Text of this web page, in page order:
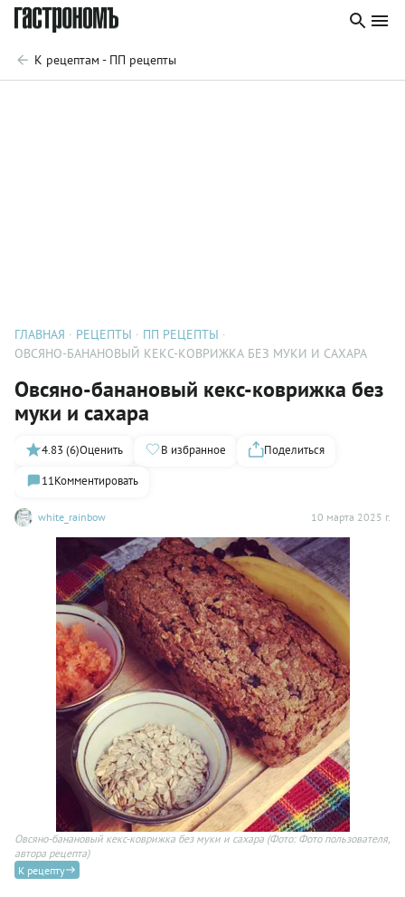
К рецептам - ПП рецепты
ГЛАВНАЯ РЕЦЕПТЫ
ПП РЕЦЕПТЫ
ОВСЯНО-БАНАНОВЫЙ КЕКС-КОВРИЖКА БЕЗ МУКИ И САХАРА
Овсяно-банановый кекс-коврижка без
муки и сахара
white_rainbow 10 марта 2025 г.
4.83 (6)Оценить В избранное
Поделиться
11Комментировать
Овсяно-банановый кекс-коврижка без муки и сахара (Фото: Фото пользователя,
автора рецепта)
К рецепту